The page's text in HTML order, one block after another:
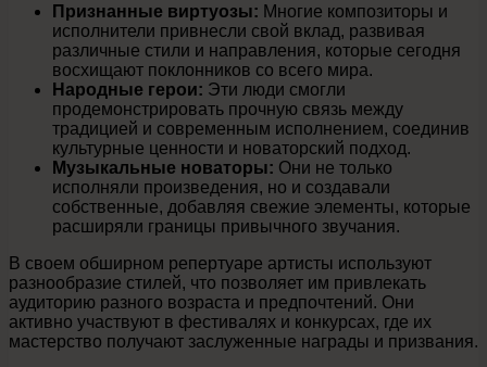
Признанные виртуозы: Многие композиторы и
исполнители привнесли свой вклад, развивая
различные стили и направления, которые сегодня
восхищают поклонников со всего мира.
Народные герои: Эти люди смогли
продемонстрировать прочную связь между
традицией и современным исполнением, соединив
культурные ценности и новаторский подход.
Музыкальные новаторы: Они не только
исполняли произведения, но и создавали
собственные, добавляя свежие элементы, которые
расширяли границы привычного звучания.
В своем обширном репертуаре артисты используют
разнообразие стилей, что позволяет им привлекать
аудиторию разного возраста и предпочтений. Они
активно участвуют в фестивалях и конкурсах, где их
мастерство получают заслуженные награды и призвания.